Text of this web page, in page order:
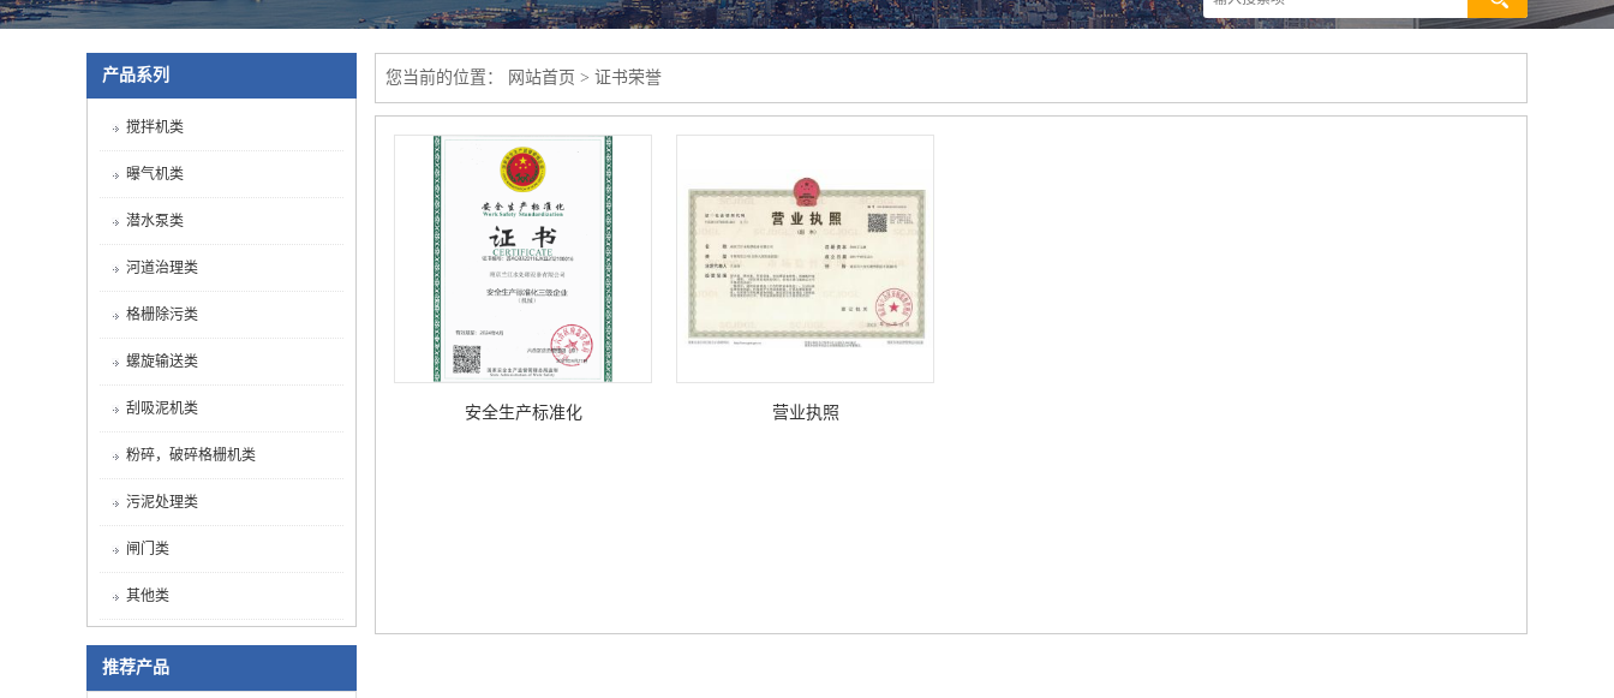
产品系列
搅拌机类
曝气机类
潜水泵类
河道治理类
格栅除污类
螺旋输送类
刮吸泥机类
粉碎，破碎格栅机类
污泥处理类
闸门类
其他类
推荐产品
您当前的位置： 网站首页 > 证书荣誉
安全生产标准化 营业执照